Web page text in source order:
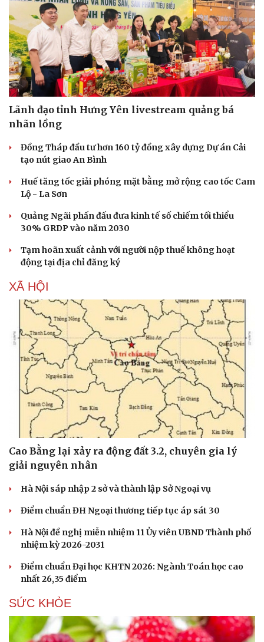
Du lịch
Tư vấn
check-in
Câu chuyện thời sự
Cửa sổ tình yêu
Kể chuyện cho bé
Hạt giống tâm hồn
Lãnh đạo tỉnh Hưng Yên livestream quảng bá
nhãn lồng
Đồng Tháp đầu tư hơn 160 tỷ đồng xây dựng Dự án Cải
tạo nút giao An Bình
Huế tăng tốc giải phóng mặt bằng mở rộng cao tốc Cam
Lộ - La Sơn
Quảng Ngãi phấn đấu đưa kinh tế số chiếm tối thiểu
30% GRDP vào năm 2030
Tạm hoãn xuất cảnh với người nộp thuế không hoạt
động tại địa chỉ đăng ký
XÃ HỘI
Cao Bằng lại xảy ra động đất 3.2, chuyên gia lý
giải nguyên nhân
Hà Nội sáp nhập 2 sở và thành lập Sở Ngoại vụ
Điểm chuẩn ĐH Ngoại thương tiếp tục áp sát 30
Hà Nội đề nghị miễn nhiệm 11 Ủy viên UBND Thành phố
nhiệm kỳ 2026-2031
Điểm chuẩn Đại học KHTN 2026: Ngành Toán học cao
nhất 26,35 điểm
SỨC KHỎE